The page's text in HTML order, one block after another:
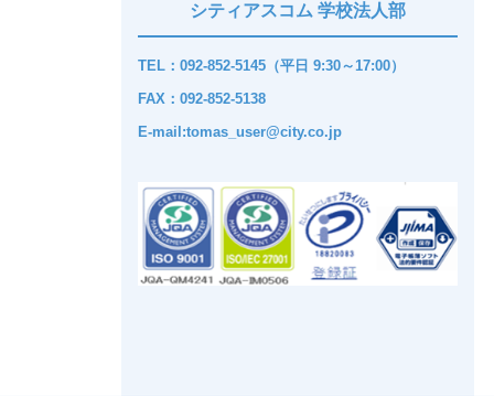
シティアスコム 学校法人部
TEL：092-852-5145（平日 9:30～17:00）
FAX：092-852-5138
E-mail:tomas_user@city.co.jp